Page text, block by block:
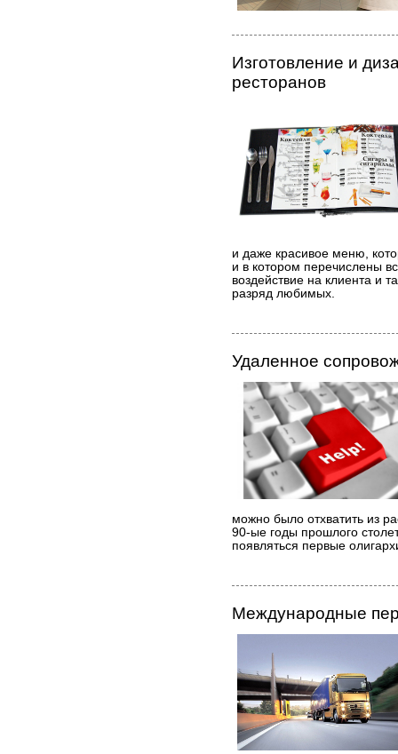
Изготовление и
ресторанов
и даже красивое меню,
и в котором перечислены
воздействие на клиента и
разряд любимых.
Удаленное
можно было отхватить из
90-ые годы прошлого
появляться первые
Международные